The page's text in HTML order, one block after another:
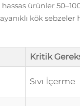
ürünler
kök
Kritik
Sıvı İçerme